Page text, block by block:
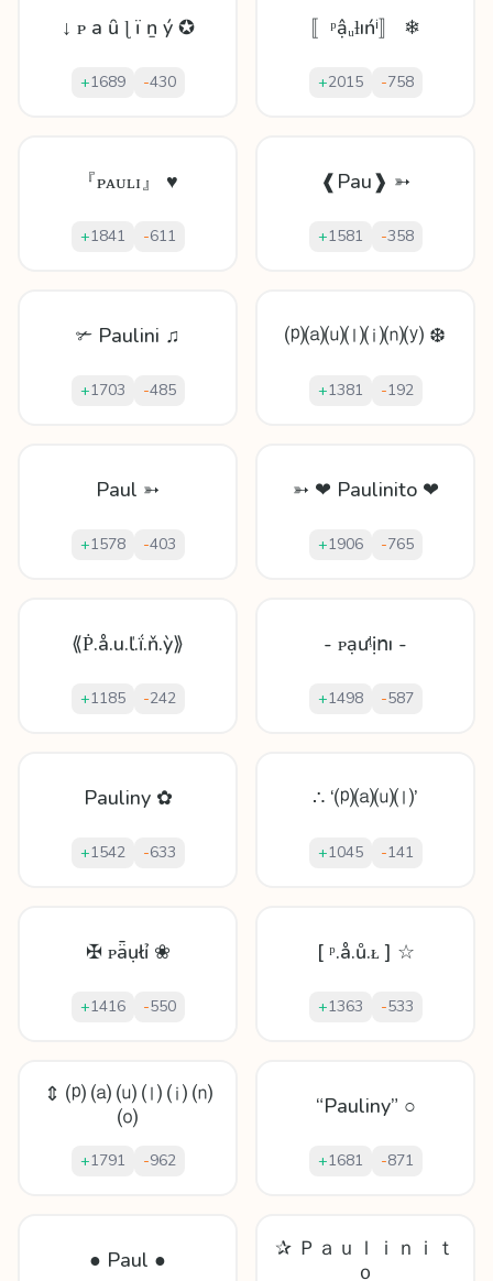
↓ ᴘ а ȗ ɭ ï ṉ ý ✪
+1689 -430
〚ᵖậᵤƚıńⁱ〛 ❄
+2015 -758
『ᴘᴀᴜʟɪ』 ♥
+1841 -611
❰Pau❱ ➳
+1581 -358
✃ Paulini ♫
+1703 -485
⒫⒜⒰⒧⒤⒩⒴ ❆
+1381 -192
Paul ➳
+1578 -403
➳ ❤ Paulinito ❤
+1906 -765
⟪Ṗ.å.u.ľ.ḯ.ň.ỳ⟫
+1185 -242
- ᴘạưᶪịոı -
+1498 -587
Pauliny ✿
+1542 -633
∴ ‘⒫⒜⒰⒧’
+1045 -141
✠ ᴘǟụłỉ ❀
+1416 -550
[ ᵖ.å.ů.ᴌ ] ☆
+1363 -533
⇕ ⒫ ⒜ ⒰ ⒧ ⒤ ⒩
⒪
+1791 -962
“Pauliny” ○
+1681 -871
● Paul ●
✰ Ｐａｕｌｉｎｉｔ
ｏ